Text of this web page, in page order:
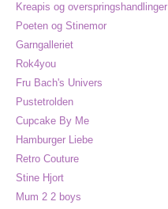
Kreapis og overspringshandlinger
Poeten og Stinemor
Garngalleriet
Rok4you
Fru Bach's Univers
Pustetrolden
Cupcake By Me
Hamburger Liebe
Retro Couture
Stine Hjort
Mum 2 2 boys